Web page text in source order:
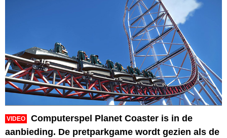
VIDEO
Computerspel Planet Coaster is in de
aanbieding. De pretparkgame wordt gezien als de